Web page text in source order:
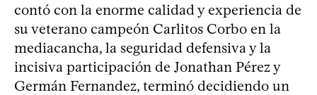
contó con la enorme calidad y experiencia de
su veterano campeón Carlitos Corbo en la
mediacancha, la seguridad defensiva y la
incisiva participación de Jonathan Pérez y
Germán Fernandez, terminó decidiendo un